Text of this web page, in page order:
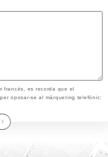
francès, es recorda que el
oposar-se al màrqueting telefònic: